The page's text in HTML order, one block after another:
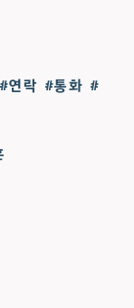
연락 #통화 #